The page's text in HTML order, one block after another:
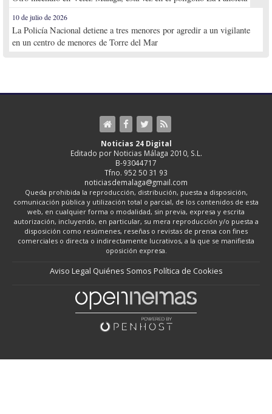
10 de julio de 2026
La Policía Nacional detiene a tres menores por agredir a un vigilante
en un centro de menores de Torre del Mar
Noticias 24 Digital
Editado por Noticias Málaga 2010, S.L.
B-93044717
Tfno. 952 50 31 93
noticiasdemalaga@gmail.com
Queda prohibida la reproducción, distribución, puesta a disposición,
comunicación pública y utilización total o parcial, de los contenidos de esta
web, en cualquier forma o modalidad, sin previa, expresa y escrita
autorización, incluyendo, en particular, su mera reproducción y/o puesta a
disposición como resúmenes, reseñas o revistas de prensa con fines
comerciales o directa o indirectamente lucrativos, a la que se manifiesta
oposición expresa.
Aviso Legal Quiénes Somos Política de Cookies